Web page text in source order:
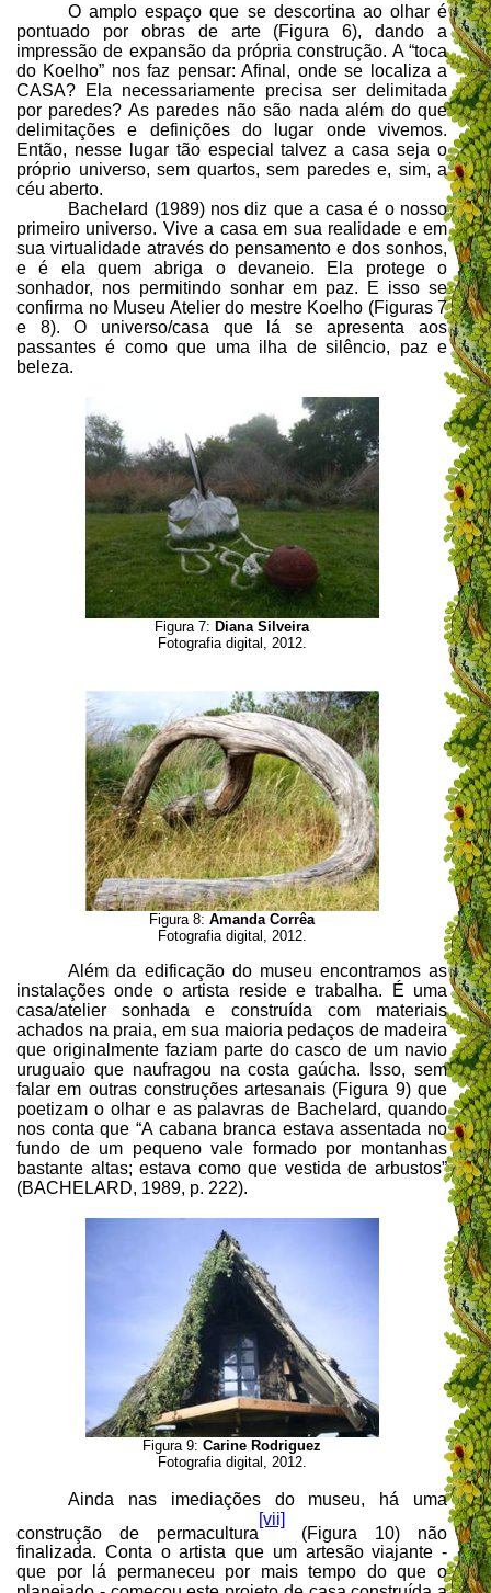
O amplo espaço que se descortina ao olhar é
pontuado por obras de arte (Figura 6), dando a
impressão de expansão da própria construção. A “toca
do Koelho” nos faz pensar: Afinal, onde se localiza a
CASA? Ela necessariamente precisa ser delimitada
por paredes? As paredes não são nada além do que
delimitações e definições do lugar onde vivemos.
Então, nesse lugar tão especial talvez a casa seja o
próprio universo, sem quartos, sem paredes e, sim, a
céu aberto.
Bachelard (1989) nos diz que a casa é o nosso
primeiro universo. Vive a casa em sua realidade e em
sua virtualidade através do pensamento e dos sonhos,
e é ela quem abriga o devaneio. Ela protege o
sonhador, nos permitindo sonhar em paz. E isso se
confirma no Museu Atelier do mestre Koelho (Figuras 7
e 8). O universo/casa que lá se apresenta aos
passantes é como que uma ilha de silêncio, paz e
beleza.
Figura 7: Diana Silveira
Fotografia digital, 2012.
Figura 8: Amanda Corrêa
Fotografia digital, 2012.
Além da edificação do museu encontramos as
instalações onde o artista reside e trabalha. É uma
casa/atelier sonhada e construída com materiais
achados na praia, em sua maioria pedaços de madeira
que originalmente faziam parte do casco de um navio
uruguaio que naufragou na costa gaúcha. Isso, sem
falar em outras construçõesartesanais (Figura 9) que
poetizam o olhar e as palavras de Bachelard, quando
nos conta que “A cabana branca estava assentada no
fundo de um pequeno vale formado por montanhas
bastante altas; estava como que vestida de arbustos”
(BACHELARD, 1989, p. 222).
Figura 9: Carine Rodriguez
Fotografia digital, 2012.
Ainda nas imediações do museu, há uma
construção de permacultura
[vii]
(Figura 10) não
finalizada. Conta o artista que um artesão viajante -
que por lá permaneceu por mais tempo do que o